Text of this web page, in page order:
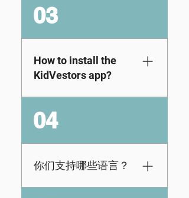
划并注册，您的学生
将收到一封带有唯一
密码的单独电子邮件
邀请。他们将使用其
唯一的密码进行首次
登录，然后系统将提
示他们创建一个新密
码。请在此查看有关
如何注册的简短演
我们的数字课程可通
过我们的网络应用获
或 PC 在网络浏览器
上使用。但不用担
动体验。如果您想了
解下一步的更新，请
在此处订阅我们的新
闻通讯。
03
How to install the
KidVestors app?
There is no install or
downloads
available to all users
04
你们支持哪些语言？